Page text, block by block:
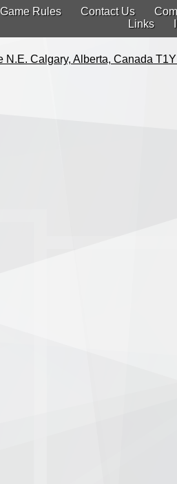
Game Rules Contact Us
Links
N.E. Calgary, Alberta, Canada